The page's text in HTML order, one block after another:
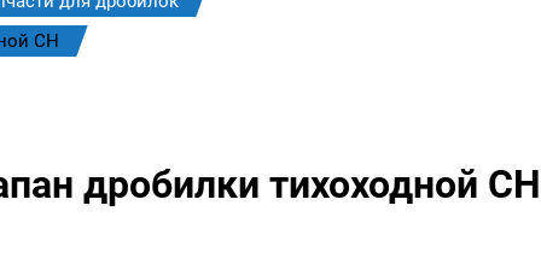
CH
дробилки тихоходной CH